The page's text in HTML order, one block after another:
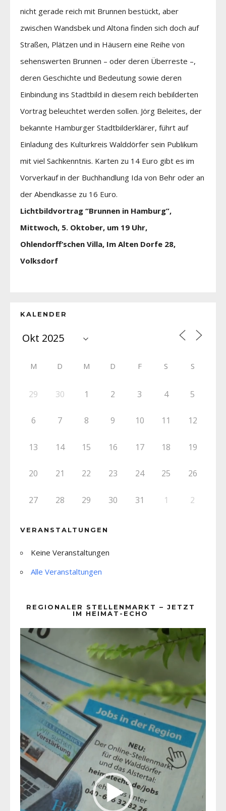
nicht gerade reich mit Brunnen bestückt, aber
zwischen Wandsbek und Altona finden sich doch auf
Straßen, Plätzen und in Häusern eine Reihe von
sehenswerten Brunnen – oder deren Überreste –,
deren Geschichte und Bedeutung sowie deren
Einbindung ins Stadtbild in diesem reich bebilderten
Vortrag beleuchtet werden sollen. Jörg Beleites, der
bekannte Hamburger Stadtbilderklärer, führt auf
Einladung des Kulturkreis Walddörfer sein Publikum
mit viel Sachkenntnis. Karten zu 14 Euro gibt es im
Vorverkauf in der Buchhandlung Ida von Behr oder an
der Abendkasse zu 16 Euro.
Lichtbildvortrag “Brunnen in Hamburg”,
Mittwoch, 5. Oktober, um 19 Uhr,
Ohlendorff‘schen Villa, Im Alten Dorfe 28,
Volksdorf
KALENDER
M D M D F S S
29 30 1 2 3 4 5
6 7 8 9 10 11 12
13 14 15 16 17 18 19
20 21 22 23 24 25 26
27 28 29 30 31 1 2
VERANSTALTUNGEN
Keine Veranstaltungen
Alle Veranstaltungen
REGIONALER STELLENMARKT – JETZT
IM HEIMAT-ECHO
Player